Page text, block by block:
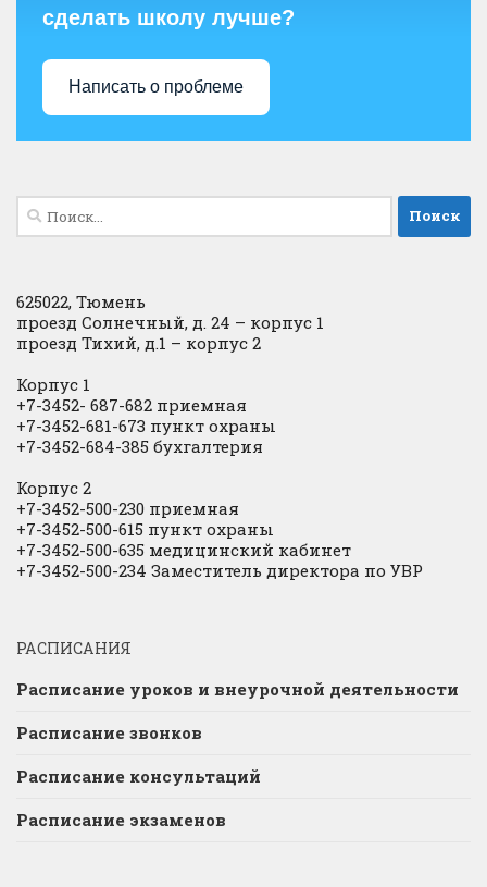
сделать школу лучше?
Написать о проблеме
Найти:
625022, Тюмень
проезд Солнечный, д. 24 – корпус 1
проезд Тихий, д.1 – корпус 2
Корпус 1
+7-3452- 687-682 приемная
+7-3452-681-673 пункт охраны
+7-3452-684-385 бухгалтерия
Корпус 2
+7-3452-500-230 приемная
+7-3452-500-615 пункт охраны
+7-3452-500-635 медицинский кабинет
+7-3452-500-234 Заместитель директора по УВР
РАСПИСАНИЯ
Расписание уроков и внеурочной деятельности
Расписание звонков
Расписание консультаций
Расписание экзаменов